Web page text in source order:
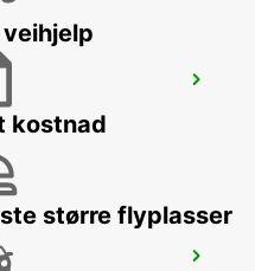
kostnad
større flyplasser